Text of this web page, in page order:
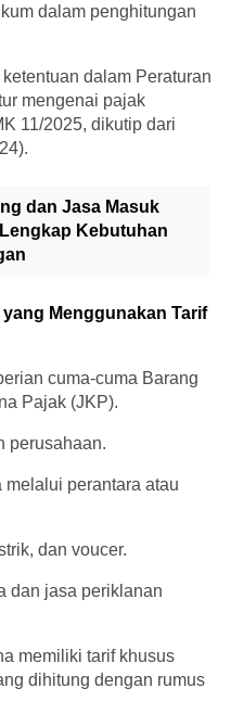
dalam penghitungan
dalam Peraturan
mengenai pajak
11/2025, dikutip dari
dan Jasa Masuk
Kebutuhan
Menggunakan Tarif
cuma-cuma Barang
Pajak (JKP).
perusahaan.
perantara atau
dan voucer.
dan jasa periklanan
memiliki tarif khusus
dihitung dengan rumus